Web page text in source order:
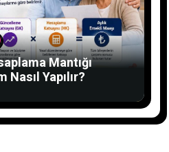
Mantığı
Nasıl Yapılır?